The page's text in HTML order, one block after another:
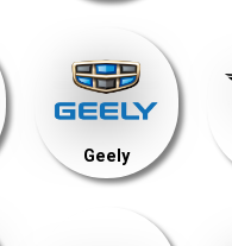
Geely